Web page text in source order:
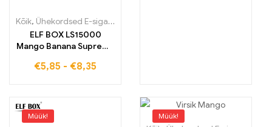
Kõik, Ühekordsed E-sigaretid
ELF BOX LS15000
Mango Banana Supreme
Täiuslik kvaliteet
€5,85 - €8,35
Müük! Müük!